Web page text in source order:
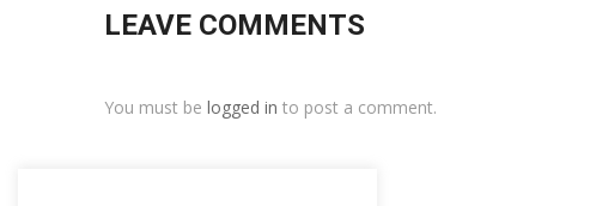
LEAVE COMMENTS
You must be logged in to post a comment.